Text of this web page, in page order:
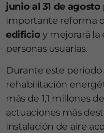
junio al 31 de agosto
importante reforma
edificio y mejorará la
personas usuarias.
Durante este
rehabilitación
más de 1,1 millones
actuaciones más
instalación de aire